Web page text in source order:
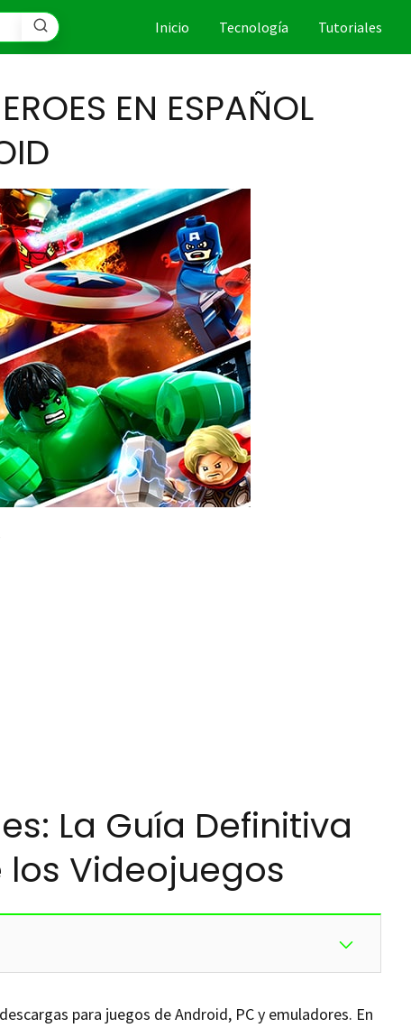
Inicio Tecnología Tutoriales
EN ESPAÑOL
La Guía Definitiva
Videojuegos
para juegos de Android, PC y emuladores. En